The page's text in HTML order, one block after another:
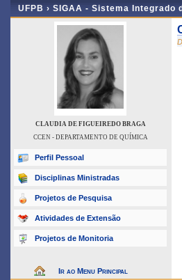
UFPB › SIGAA - Sistema Integrado
CLAUDIA DE FIGUEIREDO BRAGA
CCEN - DEPARTAMENTO DE QUÍMICA
Perfil Pessoal
Disciplinas Ministradas
Projetos de Pesquisa
Atividades de Extensão
Projetos de Monitoria
Ir ao Menu Principal